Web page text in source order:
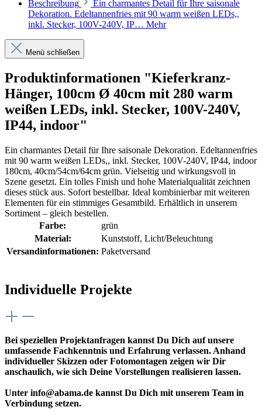
Beschreibung
Ein charmantes Detail für Ihre saisonale
Dekoration. Edeltannenfries mit 90 warm weißen LEDs,,
inkl. Stecker, 100V-240V, IP… Mehr
Menü schließen
Produktinformationen "Kieferkranz-
Hänger, 100cm Ø 40cm mit 280 warm
weißen LEDs, inkl. Stecker, 100V-240V,
IP44, indoor"
Ein charmantes Detail für Ihre saisonale Dekoration. Edeltannenfries
mit 90 warm weißen LEDs,, inkl. Stecker, 100V-240V, IP44, indoor
180cm, 40cm/54cm/64cm grün. Vielseitig und wirkungsvoll in
Szene gesetzt. Ein tolles Finish und hohe Materialqualität zeichnen
dieses stück aus. Sofort bestellbar. Ideal kombinierbar mit weiteren
Elementen für ein stimmiges Gesamtbild. Erhältlich in unserem
Sortiment – gleich bestellen.
Farbe:
grün
Material:
Kunststoff, Licht/Beleuchtung
Versandinformationen: Paketversand
Individuelle Projekte
Bei speziellen Projektanfragen kannst Du Dich auf unsere
umfassende Fachkenntnis und Erfahrung verlassen. Anhand
individueller Skizzen oder Fotomontagen zeigen wir Dir
anschaulich, wie sich Deine Vorstellungen realisieren lassen.
Unter info@abama.de kannst Du Dich mit unserem Team in
Verbindung setzen.